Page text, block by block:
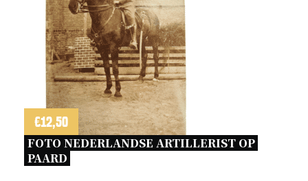
€12,50
FOTO NEDERLANDSE ARTILLERIST OP
PAARD